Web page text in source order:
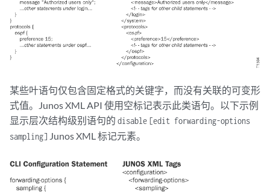
某些叶语句仅包含固定格式的关键字，而没有关联的可变形
式值。Junos XML API 使用空标记表示此类语句。以下示例
显示层次结构级别语句的 disable [edit forwarding-options
sampling] Junos XML 标记元素。